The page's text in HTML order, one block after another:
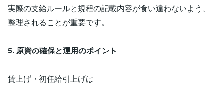
実際の支給ルールと規程の記載内容が食い違わないよう、
整理されることが重要です。
5. 原資の確保と運用のポイント
賃上げ・初任給引上げは